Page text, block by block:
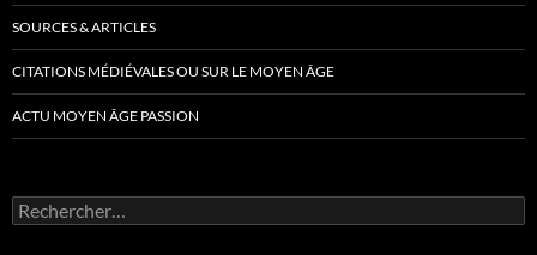
SOURCES & ARTICLES
CITATIONS MÉDIÉVALES OU SUR LE MOYEN ÂGE
ACTU MOYEN ÂGE PASSION
Rechercher :